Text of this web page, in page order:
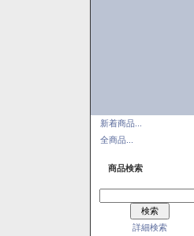
新着商品...
全商品...
商品検索
詳細検索